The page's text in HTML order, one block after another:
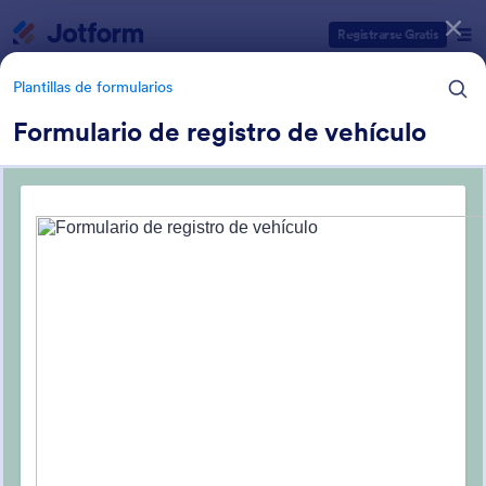
Registrarse Gratis
Plantillas de formularios
Formulario de registro de vehículo
Plantillas de formularios
Categorías de plantillas de formulario